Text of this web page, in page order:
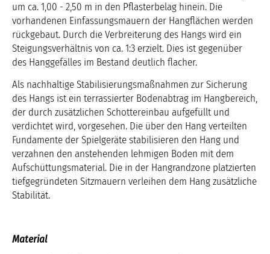
um ca. 1,00 - 2,50 m in den Pflasterbelag hinein. Die
vorhandenen Einfassungsmauern der Hangflächen werden
rückgebaut. Durch die Verbreiterung des Hangs wird ein
Steigungsverhältnis von ca. 1:3 erzielt. Dies ist gegenüber
des Hanggefälles im Bestand deutlich flacher.
Als nachhaltige Stabilisierungsmaßnahmen zur Sicherung
des Hangs ist ein terrassierter Bodenabtrag im Hangbereich,
der durch zusätzlichen Schottereinbau aufgefüllt und
verdichtet wird, vorgesehen. Die über den Hang verteilten
Fundamente der Spielgeräte stabilisieren den Hang und
verzahnen den anstehenden lehmigen Boden mit dem
Aufschüttungsmaterial. Die in der Hangrandzone platzierten
tiefgegründeten Sitzmauern verleihen dem Hang zusätzliche
Stabilität.
Material